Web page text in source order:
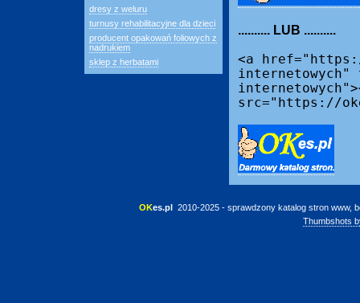
dresy z weluru
turnusy rehabilitacyjne dla dzieci
producent opakowań foliowych z
nadrukiem
sklep z herbatami
.......... LUB ..........
<a
internetowych"
src="https://
OKes.pl 2010-2025 - sprawdzony katalog stron www,
Thumbshots